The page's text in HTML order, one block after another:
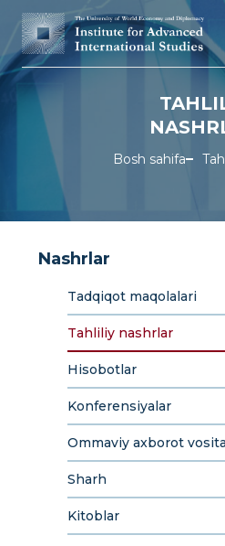
Bosh sahifa
Nashrlar
Tadqiqot maqolalari
Tahliliy nashrlar
Hisobotlar
Konferensiyalar
Ommaviy axborot
Sharh
Kitoblar